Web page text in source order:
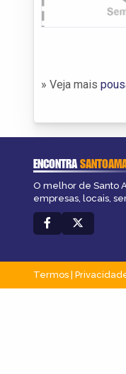
» Veja mais
ENCONTRA
O melhor de Santo
empresas, locais,
Termos